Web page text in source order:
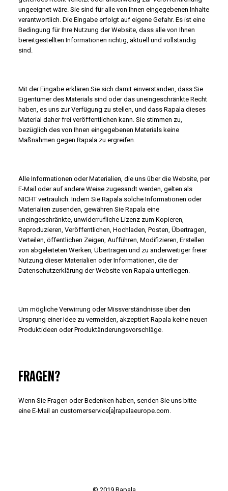
ungeeignet wäre. Sie sind für alle von Ihnen eingegebenen Inhalte
verantwortlich. Die Eingabe erfolgt auf eigene Gefahr. Es ist eine
Bedingung für Ihre Nutzung der Website, dass alle von Ihnen
bereitgestellten Informationen richtig, aktuell und vollständig
sind.
Mit der Eingabe erklären Sie sich damit einverstanden, dass Sie
Eigentümer des Materials sind oder das uneingeschränkte Recht
haben, es uns zur Verfügung zu stellen, und dass Rapala dieses
Material daher frei veröffentlichen kann. Sie stimmen zu,
bezüglich des von Ihnen eingegebenen Materials keine
Maßnahmen gegen Rapala zu ergreifen.
Alle Informationen oder Materialien, die uns über die Website, per
E-Mail oder auf andere Weise zugesandt werden, gelten als
NICHT vertraulich. Indem Sie Rapala solche Informationen oder
Materialien zusenden, gewähren Sie Rapala eine
uneingeschränkte, unwiderrufliche Lizenz zum Kopieren,
Reproduzieren, Veröffentlichen, Hochladen, Posten, Übertragen,
Verteilen, öffentlichen Zeigen, Aufführen, Modifizieren, Erstellen
von abgeleiteten Werken, Übertragen und zu anderweitiger freier
Nutzung dieser Materialien oder Informationen, die der
Datenschutzerklärung der Website von Rapala unterliegen.
Um mögliche Verwirrung oder Missverständnisse über den
Ursprung einer Idee zu vermeiden, akzeptiert Rapala keine neuen
Produktideen oder Produktänderungsvorschläge.
FRAGEN?
Wenn Sie Fragen oder Bedenken haben, senden Sie uns bitte
eine E-Mail an customerservice[a]rapalaeurope.com.